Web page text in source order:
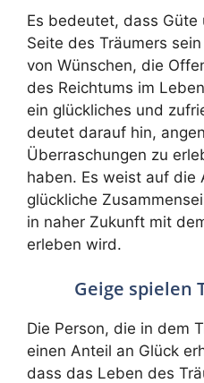
Es bedeutet, dass
Seite des Träumers
von Wünschen, die
des Reichtums im
ein glückliches und
deutet darauf hin,
Überraschungen zu
haben. Es weist auf die
glückliche
in naher Zukunft mit
erleben wird.
Geige spielen
Die Person, die in dem
einen Anteil an Glück
dass das Leben des